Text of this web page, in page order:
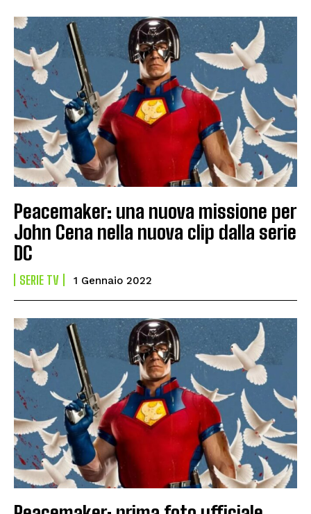
Peacemaker: una nuova missione per
John Cena nella nuova clip dalla serie
DC
SERIE TV 1 Gennaio 2022